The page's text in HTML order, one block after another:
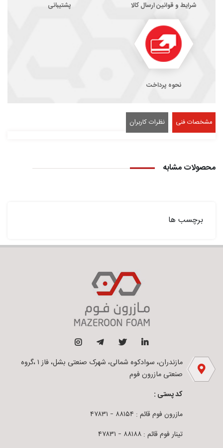
شرایط و قوانین ارسال کالا پشتیبانی
نحوه پرداخت
مشخصات فنی نظرات کاربران
محصولات مشابه
برچسب ها
مازندران، سوادکوه شمالی، شهرک صنعتی بشل، فاز ۱ ،گروه
صنعتی مازرون فوم
کد پستی :
مازرون فوم قائم : ۸۸۱۵۴ – ۴۷۸۳۱
تینار فوم قائم : ۸۸۱۸۸ – ۴۷۸۳۱